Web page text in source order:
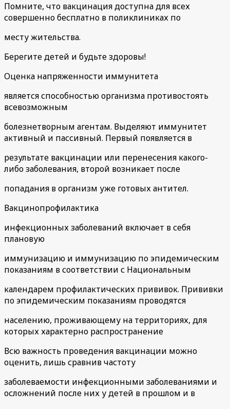
Помните, что вакцинация доступна для всех
совершенно бесплатно в поликлиниках по
месту жительства.
Берегите детей и будьте здоровы!
Оценка напряженности иммунитета
является способностью организма противостоять
всевозможным
болезнетворным агентам. Выделяют иммунитет
активный и пассивный. Первый появляется в
результате вакцинации или перенесения какого-
либо заболевания, второй возникает после
попадания в организм уже готовых антител.
Вакцинопрофилактика
инфекционных заболеваний включает в себя
плановую
иммунизацию и иммунизацию по эпидемическим
показаниям в соответствии с Национальным
календарем профилактических прививок. Прививки
по эпидемическим показаниям проводятся
населению, проживающему на территориях, для
которых характерно распространение
Всю важность проведения вакцинации можно
оценить, лишь сравнив частоту
заболеваемости инфекционными заболеваниями и
осложнений после них у детей в прошлом и в